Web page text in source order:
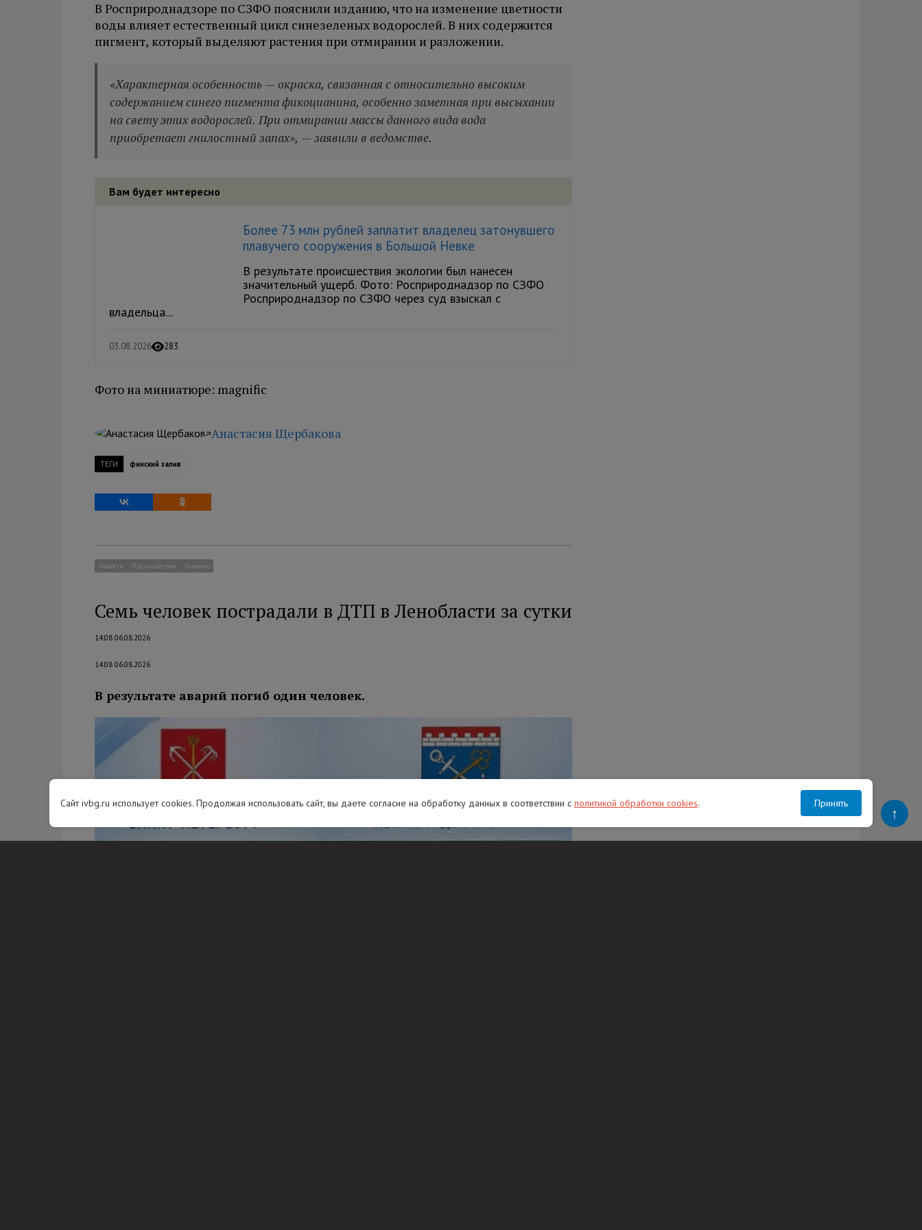
В Росприроднадзоре по СЗФО пояснили изданию, что на изменение цветности
воды влияет естественный цикл синезеленых водорослей. В них содержится
пигмент, который выделяют растения при отмирании и разложении.
«Характерная особенность — окраска, связанная с относительно высоким
содержанием синего пигмента фикоцианина, особенно заметная при высыхании
на свету этих водорослей. При отмирании массы данного вида вода
приобретает гнилостный запах», — заявили в ведомстве.
Вам будет интересно
Более 73 млн рублей заплатит владелец затонувшего
плавучего сооружения в Большой Невке
В результате происшествия экологии был нанесен
значительный ущерб. Фото: Росприроднадзор по СЗФО
Росприроднадзор по СЗФО через суд взыскал с
владельца...
03.08.2026 283
Фото на миниатюре: magnific
Анастасия Щербакова
ТЕГИ финский залив
Новости Происшествия Главное
Семь человек пострадали в ДТП в Ленобласти за сутки
14:08 06.08.2026
14:08 06.08.2026
В результате аварий погиб один человек.
Сайт ivbg.ru использует cookies. Продолжая использовать сайт, вы даете согласие на обработку данных в соответствии с политикой обработки cookies. Принять
↑